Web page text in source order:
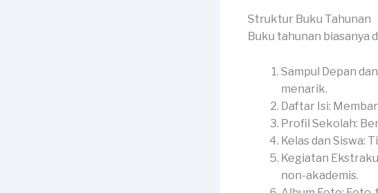
Struktur Buku Tahunan
Buku tahunan biasanya
Sampul Depan
menarik.
Daftar Isi:
Profil Sekolah:
Kelas dan Siswa:
Kegiatan
non-akademis.